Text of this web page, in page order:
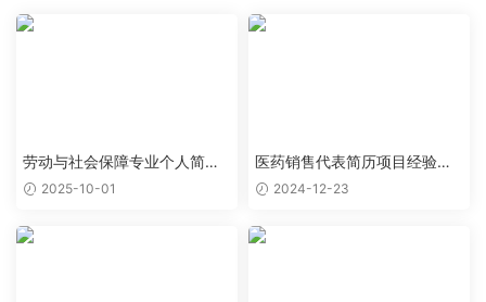
劳动与社会保障专业个人简历
范文2025-10-01
医药销售代表简历项目经验怎
么写2024-12-23